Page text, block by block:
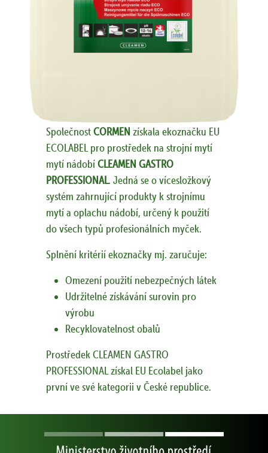
SpolečnostCORMEN získala ekoznačku EU
ECOLABEL pro prostředek na strojní mytí
mytí nádobíCLEAMEN GASTRO
PROFESSIONAL. Jedná se o vícesložkový
systém zahrnující produkty k strojnímu
mytí a oplachu nádobí, určený k použití
do všech typů profesionálních myček.
Splnění kritérií ekoznačky mj. zaručuje:
Omezení použití nebezpečných látek
Udržitelné získávání surovin pro
výrobu
Recyklovatelnost obalů
Prostředek CLEAMEN GASTRO
PROFESSIONAL získal EU Ecolabel jako
první ve své kategorii v České republice.